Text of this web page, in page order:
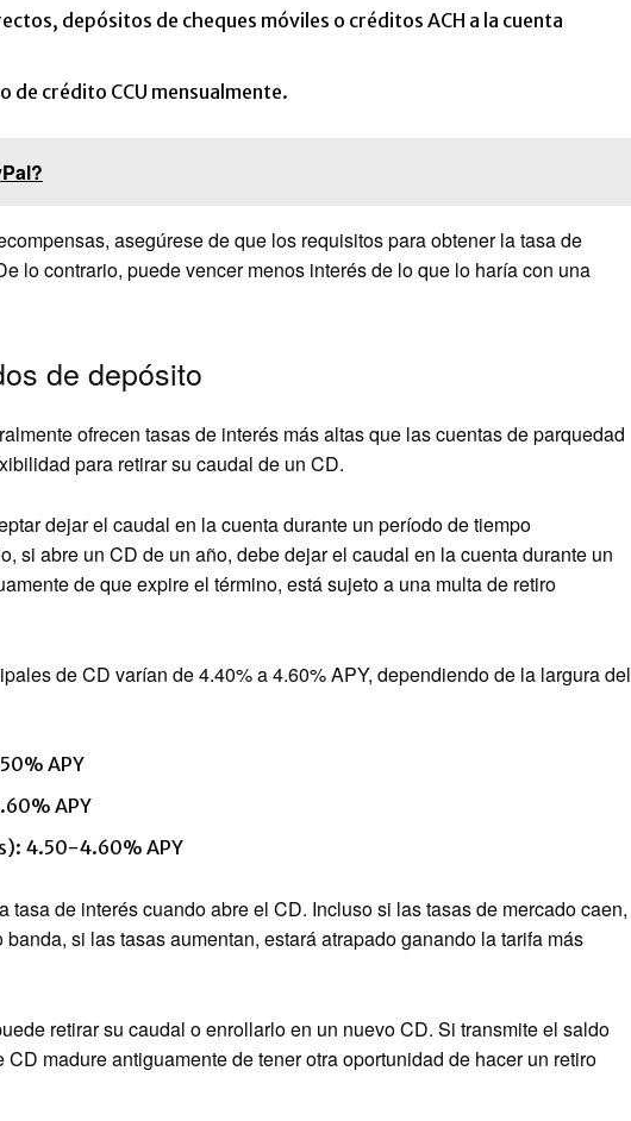
depósitos de cheques móviles o créditos ACH a la cuenta
de crédito CCU mensualmente.
asegúrese de que los requisitos para obtener la tasa de
lo contrario, puede vencer menos interés de lo que lo haría con una
de depósito
ofrecen tasas de interés más altas que las cuentas de parquedad
para retirar su caudal de un CD.
dejar el caudal en la cuenta durante un período de tiempo
si abre un CD de un año, debe dejar el caudal en la cuenta durante un
de que expire el término, está sujeto a una multa de retiro
de CD varían de 4.40% a 4.60% APY, dependiendo de la largura del
APY
APY
4.50-4.60% APY
de interés cuando abre el CD. Incluso si las tasas de mercado caen,
si las tasas aumentan, estará atrapado ganando la tarifa más
retirar su caudal o enrollarlo en un nuevo CD. Si transmite el saldo
madure antiguamente de tener otra oportunidad de hacer un retiro